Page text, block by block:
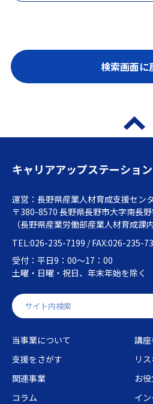
検索画面に
キャリアアップステーショ
運営：長野県産業人材育成支援セン
〒380-8570 長野県長野市大字南長
（長野県産業労働部産業人材育成課内
TEL:026-235-7199 / FAX:026-235-
受付：平日9：00～17：00
土曜・日曜・祝日、年末年始を除く
当事業について
講
支援をさがす
リ
関連事業
お
コラム
イ